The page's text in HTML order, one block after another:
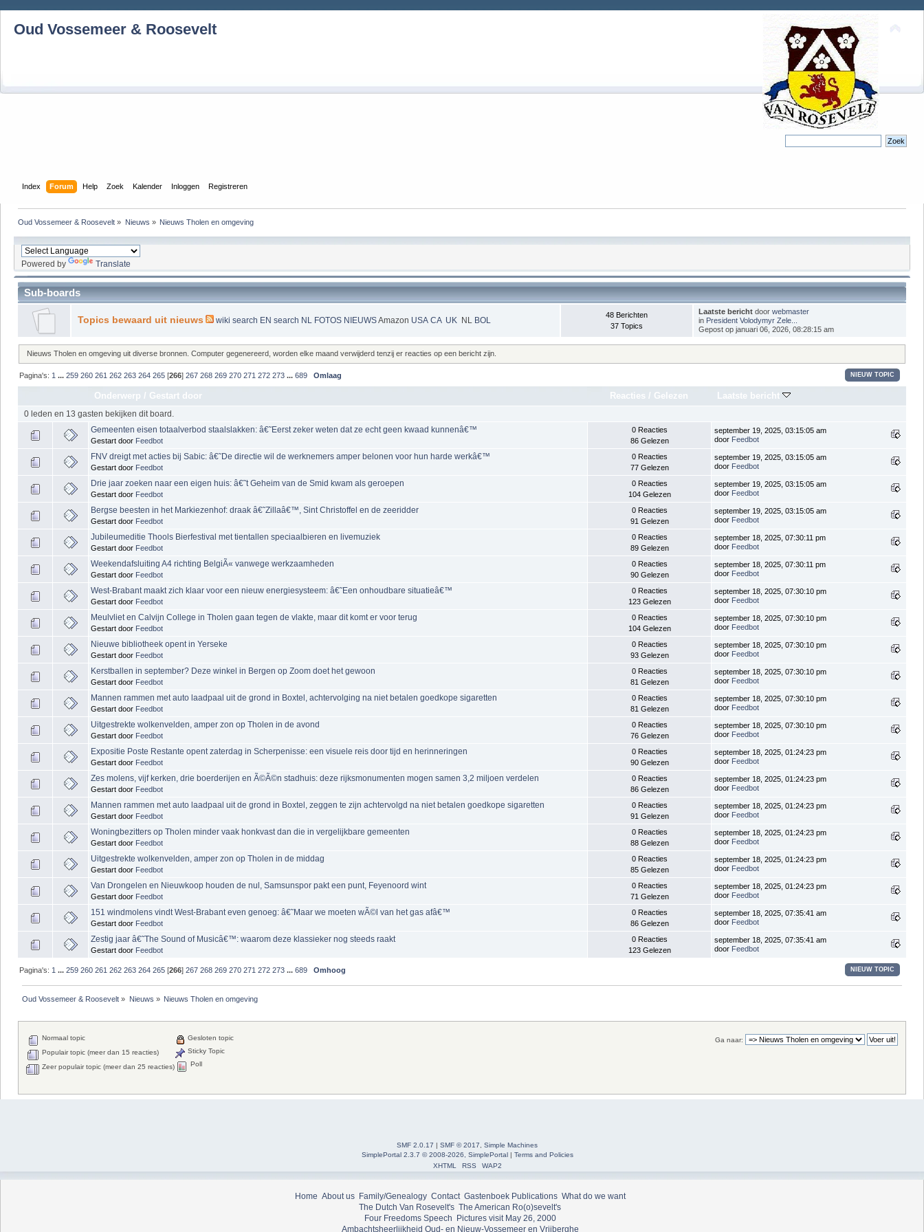
Oud Vossemeer & Roosevelt
Index Forum Help Zoek Kalender Inloggen Registreren
Oud Vossemeer & Roosevelt » Nieuws » Nieuws Tholen en omgeving
Powered by Translate
Sub-boards
Topics bewaard uit nieuws wiki search EN search NL FOTOS NIEUWSAmazon USA CA UK NL BOL
48 Berichten
37 Topics
Laatste bericht doorwebmaster
in President Volodymyr Zele...
Gepost op januari 06, 2026, 08:28:15 am
Nieuws Tholen en omgeving uit diverse bronnen. Computer gegenereerd, worden elke maand verwijderd tenzij er reacties op een bericht zijn.
Pagina's: 1 ...259 260 261 262 263 264 265 [266]267 268 269 270 271 272 273 ...689 Omlaag NIEUW TOPIC
Onderwerp / Gestart door Reacties / Gelezen Laatste bericht
0 leden en 13 gasten bekijken dit board.
Gemeenten eisen totaalverbod staalslakken: â€˜Eerst zeker weten dat ze echt geen kwaad kunnenâ€™
Gestart door Feedbot
0 Reacties
86 Gelezen
september 19, 2025, 03:15:05 am
door Feedbot
FNV dreigt met acties bij Sabic: â€˜De directie wil de werknemers amper belonen voor hun harde werkâ€™
Gestart door Feedbot
0 Reacties
77 Gelezen
september 19, 2025, 03:15:05 am
door Feedbot
Drie jaar zoeken naar een eigen huis: â€˜t Geheim van de Smid kwam als geroepen
Gestart door Feedbot
0 Reacties
104 Gelezen
september 19, 2025, 03:15:05 am
door Feedbot
Bergse beesten in het Markiezenhof: draak â€˜Zillaâ€™, Sint Christoffel en de zeeridder
Gestart door Feedbot
0 Reacties
91 Gelezen
september 19, 2025, 03:15:05 am
door Feedbot
Jubileumeditie Thools Bierfestival met tientallen speciaalbieren en livemuziek
Gestart door Feedbot
0 Reacties
89 Gelezen
september 18, 2025, 07:30:11 pm
door Feedbot
Weekendafsluiting A4 richting BelgiÃ« vanwege werkzaamheden
Gestart door Feedbot
0 Reacties
90 Gelezen
september 18, 2025, 07:30:11 pm
door Feedbot
West-Brabant maakt zich klaar voor een nieuw energiesysteem: â€˜Een onhoudbare situatieâ€™
Gestart door Feedbot
0 Reacties
123 Gelezen
september 18, 2025, 07:30:10 pm
door Feedbot
Meulvliet en Calvijn College in Tholen gaan tegen de vlakte, maar dit komt er voor terug
Gestart door Feedbot
0 Reacties
104 Gelezen
september 18, 2025, 07:30:10 pm
door Feedbot
Nieuwe bibliotheek opent in Yerseke
Gestart door Feedbot
0 Reacties
93 Gelezen
september 18, 2025, 07:30:10 pm
door Feedbot
Kerstballen in september? Deze winkel in Bergen op Zoom doet het gewoon
Gestart door Feedbot
0 Reacties
81 Gelezen
september 18, 2025, 07:30:10 pm
door Feedbot
Mannen rammen met auto laadpaal uit de grond in Boxtel, achtervolging na niet betalen goedkope sigaretten
Gestart door Feedbot
0 Reacties
81 Gelezen
september 18, 2025, 07:30:10 pm
door Feedbot
Uitgestrekte wolkenvelden, amper zon op Tholen in de avond
Gestart door Feedbot
0 Reacties
76 Gelezen
september 18, 2025, 07:30:10 pm
door Feedbot
Expositie Poste Restante opent zaterdag in Scherpenisse: een visuele reis door tijd en herinneringen
Gestart door Feedbot
0 Reacties
90 Gelezen
september 18, 2025, 01:24:23 pm
door Feedbot
Zes molens, vijf kerken, drie boerderijen en Ã©Ã©n stadhuis: deze rijksmonumenten mogen samen 3,2 miljoen verdelen
Gestart door Feedbot
0 Reacties
86 Gelezen
september 18, 2025, 01:24:23 pm
door Feedbot
Mannen rammen met auto laadpaal uit de grond in Boxtel, zeggen te zijn achtervolgd na niet betalen goedkope sigaretten
Gestart door Feedbot
0 Reacties
91 Gelezen
september 18, 2025, 01:24:23 pm
door Feedbot
Woningbezitters op Tholen minder vaak honkvast dan die in vergelijkbare gemeenten
Gestart door Feedbot
0 Reacties
88 Gelezen
september 18, 2025, 01:24:23 pm
door Feedbot
Uitgestrekte wolkenvelden, amper zon op Tholen in de middag
Gestart door Feedbot
0 Reacties
85 Gelezen
september 18, 2025, 01:24:23 pm
door Feedbot
Van Drongelen en Nieuwkoop houden de nul, Samsunspor pakt een punt, Feyenoord wint
Gestart door Feedbot
0 Reacties
71 Gelezen
september 18, 2025, 01:24:23 pm
door Feedbot
151 windmolens vindt West-Brabant even genoeg: â€˜Maar we moeten wÃ©l van het gas afâ€™
Gestart door Feedbot
0 Reacties
86 Gelezen
september 18, 2025, 07:35:41 am
door Feedbot
Zestig jaar â€˜The Sound of Musicâ€™: waarom deze klassieker nog steeds raakt
Gestart door Feedbot
0 Reacties
123 Gelezen
september 18, 2025, 07:35:41 am
door Feedbot
NIEUW TOPIC
Pagina's: 1 ...259 260 261 262 263 264 265 [266]267 268 269 270 271 272 273 ...689 Omhoog
Oud Vossemeer & Roosevelt » Nieuws » Nieuws Tholen en omgeving
Ga naar:
Normaal topic
Populair topic (meer dan 15 reacties)
Zeer populair topic (meer dan 25 reacties)
Gesloten topic
Sticky Topic
Poll
SMF 2.0.17 | SMF © 2017
Simple Machines
SimplePortal 2.3.7 © 2008-2026, SimplePortal| Terms and Policies
XHTML
RSS WAP2
Home About us Family/Genealogy Contact Gastenboek Publications What do we want
The Dutch Van Rosevelt's The American Ro(o)sevelt's
Four Freedoms Speech Pictures visit May 26, 2000
Ambachtsheerlijkheid Oud- en Nieuw-Vossemeer en Vrijberghe